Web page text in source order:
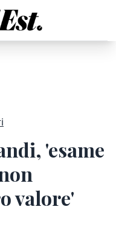
'esame
valore'